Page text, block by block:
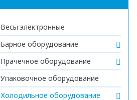
Весы электронные
Барное оборудование
Прачечное оборудование
Упаковочное оборудование
Холодильное оборудование